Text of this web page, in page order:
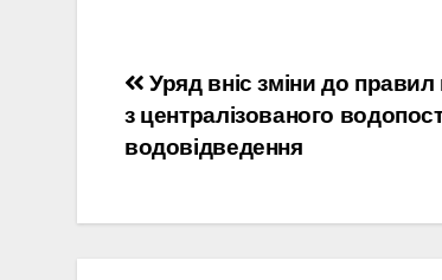
Навігація
записів
Уряд вніс зміни до
з централізованого
водовідведення